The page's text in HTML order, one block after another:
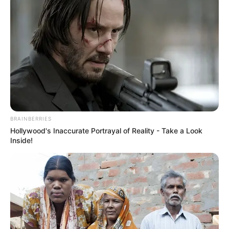
wir im Gastronomiebereich Kaffee, alkoholfreie
Getränke und Snacks zum Kauf bereitgestellt.
WLAN steht kostenlos zur Verfügung, unsere
Schattenmine ist im Winter beheizt und bei großer
Hitze im Sommer über die Klimaanlage gekühlt. Die
Schattenmine ist barrierefrei. Willkommen in unserer
FANTASY ABENTEUERWELT, ein Kinder Indoor
Spielplatz der besonderen Art! Informationen unterw
ww.schattenmine.de
. Eingetragen von
Schattenmine.
Holsten Therme - In Kaltenkirchen verspricht das
Wassertemperatur, blühenden Orchideen, üppigen
Palmen und blauen Lagunen einen Kurzurlaub wie
in der Karibik. Informationen unterwww.holstenther
me.de.
Kidsplanet Harsefeld - Im Sportpark Nottendorf in
BRAINBERRIES
Hollywood's Inaccurate Portrayal of Reality - Take a Look
Inside!